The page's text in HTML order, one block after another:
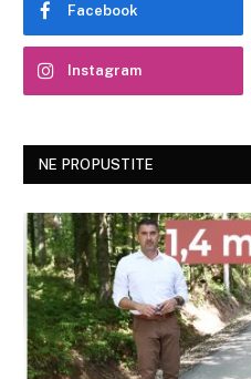
Facebook
Instagram
NE PROPUSTITE